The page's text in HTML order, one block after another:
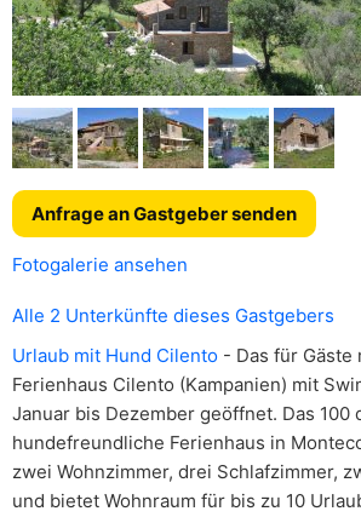
Anfrage an Gastgeber senden
Fotogalerie ansehen
Alle 2 Unterkünfte dieses Gastgebers
Urlaub mit Hund Cilento - Das für Gäste
Ferienhaus Cilento (Kampanien) mit
Januar bis Dezember geöffnet. Das 100
hundefreundliche Ferienhaus in
zwei Wohnzimmer, drei Schlafzimmer,
und bietet Wohnraum für bis zu 10